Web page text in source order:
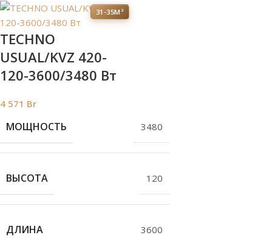
31-35М²
TECHNO
USUAL/KVZ 420-
120-3600/3480 Вт
4 571 Br
МОЩНОСТЬ 3480
ВЫСОТА 120
ДЛИНА 3600